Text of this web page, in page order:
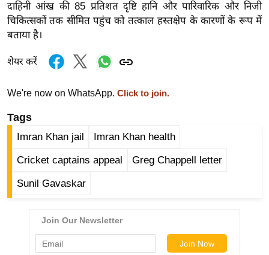
म
नो
रं
ज
ज
त
बॉ
ली
ड
दाहिनी आंख की 85 प्रतिशत दृष्टि हानि और पारिवारिक और निजी
चिकित्सकों तक सीमित पहुंच को तत्काल हस्तक्षेप के कारणों के रूप में
बताया है।
शेयर करें
We're now on WhatsApp. Click to join.
Tags
Imran Khan jail Imran Khan health
Cricket captains appeal Greg Chappell letter
Sunil Gavaskar